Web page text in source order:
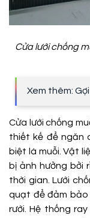
Cửa lưới chống
Xem thêm:
Cửa lưới chống
thiết kế để ngăn
biệt là muỗi. Vật
bị ảnh hưởng bởi
thời gian. Lưới
quạt để đảm
rưới. Hệ thống